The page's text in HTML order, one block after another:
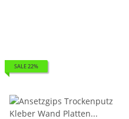
SALE 22%